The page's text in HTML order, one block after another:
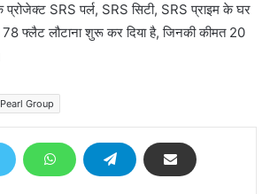
SRS पर्ल, SRS सिटी, SRS प्राइम के घर
78 फ्लैट लौटाना शुरू कर दिया है, जिनकी कीमत 20
Pearl Group